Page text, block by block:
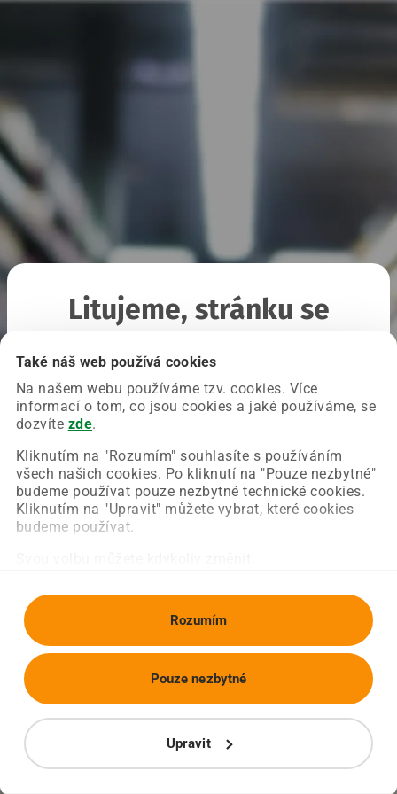
Také náš web používá cookies
Na našem webu používáme tzv. cookies. Více
informací o tom, co jsou cookies a jaké používáme, se
dozvíte zde.
Kliknutím na "Rozumím" souhlasíte s používáním
všech našich cookies. Po kliknutí na "Pouze nezbytné"
budeme používat pouze nezbytné technické cookies.
Kliknutím na "Upravit" můžete vybrat, které cookies
budeme používat.
Rozumím
Upravit
Pouze nezbytné
Litujeme, stránku se
Chyba nastala na naší straně a už ji opravujeme.
Zkuste prosím znovu načíst požadovanou stránku.
Obnovit stránku Úvodní strana